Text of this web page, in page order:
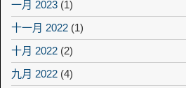
一月 2023 (1)
十一月 2022 (1)
十月 2022 (2)
九月 2022 (4)